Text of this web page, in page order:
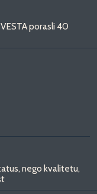
porasli 40
nego kvalitetu,